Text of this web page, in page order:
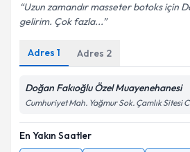
Kişisel verilerimin
Metni'ni okudum ve kişisel
Takvim Talebini
Uzun zamandır masseter botoks için
gelirim. Çok fazla...
Adres 1 Adres 2
Doğan Fakıoğlu Özel Muayenehanesi
Cumhuriyet Mah. Yağmur Sok. Çamlık Sitesi
En Yakın Saatler